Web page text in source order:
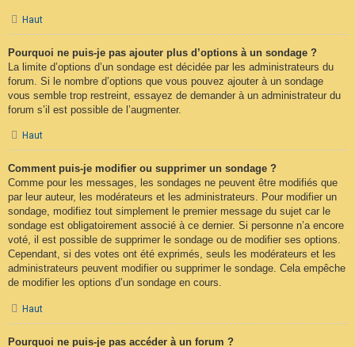
Haut
Pourquoi ne puis-je pas ajouter plus d’options à un sondage ?
La limite d’options d’un sondage est décidée par les administrateurs du
forum. Si le nombre d’options que vous pouvez ajouter à un sondage
vous semble trop restreint, essayez de demander à un administrateur du
forum s’il est possible de l’augmenter.
Haut
Comment puis-je modifier ou supprimer un sondage ?
Comme pour les messages, les sondages ne peuvent être modifiés que
par leur auteur, les modérateurs et les administrateurs. Pour modifier un
sondage, modifiez tout simplement le premier message du sujet car le
sondage est obligatoirement associé à ce dernier. Si personne n’a encore
voté, il est possible de supprimer le sondage ou de modifier ses options.
Cependant, si des votes ont été exprimés, seuls les modérateurs et les
administrateurs peuvent modifier ou supprimer le sondage. Cela empêche
de modifier les options d’un sondage en cours.
Haut
Pourquoi ne puis-je pas accéder à un forum ?